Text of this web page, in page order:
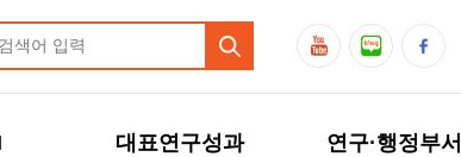
대표연구성과 연구·행정부서